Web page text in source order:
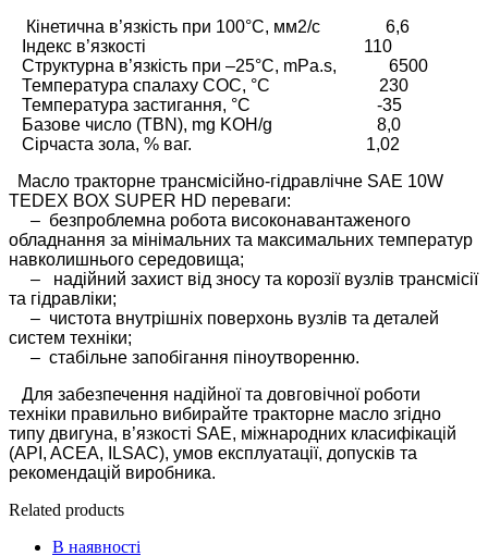
Кінетична в’язкість при 100°C, мм2/с 6,6
Індекс в’язкості 110
Структурна в’язкість при –25°C, mPa.s, 6500
Температура спалаху COC, °C 230
Температура застигання, °C -35
Базове число (TBN), mg KOH/g 8,0
Сірчаста зола, % ваг. 1,02
Масло тракторне трансмісійно-гідравлічне SAE 10W
TEDEX BOX SUPER HD переваги:
– безпроблемна робота високонавантаженого
обладнання за мінімальних та максимальних температур
навколишнього середовища;
– надійний захист від зносу та корозії вузлів трансмісії
та гідравліки;
– чистота внутрішніх поверхонь вузлів та деталей
систем техніки;
– стабільне запобігання піноутворенню.
Для забезпечення надійної та довговічної роботи
техніки правильно вибирайте тракторне масло згідно
типу двигуна, в’язкості SAE, міжнародних класифікацій
(API, ACEA, ILSAC), умов експлуатації, допусків та
рекомендацій виробника.
Related products
В наявності